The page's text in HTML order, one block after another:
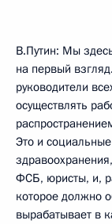
В.Путин: Мы
на первый
руководители
осуществлять
Это и
ФСБ, юристы, и,
которое должно
вырабатывает в